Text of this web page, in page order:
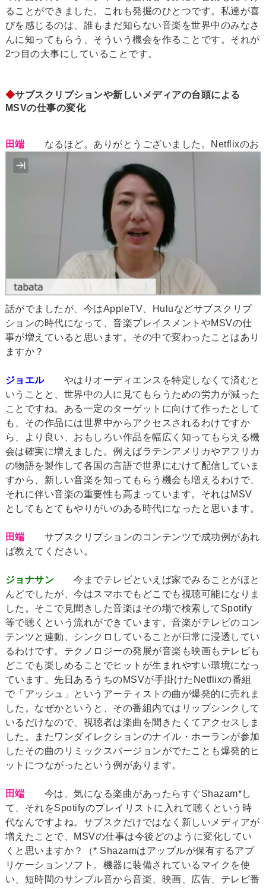
ることができました。これも発掘のひとつです。私達が喜
びを感じるのは、誰もまだ知らない音楽を世界中のみなさ
んに知ってもらう、そういう機会を作ることです。それが
2つ目の大事にしていることです。
◆サブスクリプションや新しいメディアの台頭による
MSVの仕事の変化
田端 なるほど。ありがとうございました。Netflixのお
話がでましたが、今はAppleTV、Huluなどサブスクリプ
ションの時代になって、音楽プレイスメントやMSVの仕
事が増えていると思います。その中で変わったことはあり
ますか？
ジョエルやはりオーディエンスを特定しなくて済むと
いうことと、世界中の人に見てもらうための労力が減った
ことですね。ある一定のターゲットに向けて作ったとして
も、その作品には世界中からアクセスされるわけですか
ら、より良い、おもしろい作品を幅広く知ってもらえる機
会は確実に増えました。例えばラテンアメリカやアフリカ
の物語を製作して各国の言語で世界にむけて配信していま
すから、新しい音楽を知ってもらう機会も増えるわけで、
それに伴い音楽の重要性も高まっています。それはMSV
としてもとてもやりがいのある時代になったと思います。
田端 サブスクリプションのコンテンツで成功例があれ
ば教えてください。
ジョナサン 今までテレビといえば家でみることがほと
んどでしたが、今はスマホでもどこでも視聴可能になりま
した。そこで見聞きした音楽はその場で検索してSpotify
等で聴くという流れができています。音楽がテレビのコン
テンツと連動、シンクロしていることが日常に浸透してい
るわけです。テクノロジーの発展が音楽も映画もテレビも
どこでも楽しめることでヒットが生まれやすい環境になっ
ています。先日あるうちのMSVが手掛けたNetflixの番組
で「アッシュ」というアーティストの曲が爆発的に売れま
した。なぜかというと、その番組内ではリップシンクして
いるだけなので、視聴者は楽曲を聞きたくてアクセスしま
した。またワンダイレクションのナイル・ホーランが参加
したその曲のリミックスバージョンがでたことも爆発的ヒ
ットにつながったという例があります。
田端 今は、気になる楽曲があったらすぐShazam*し
て、それをSpotifyのプレイリストに入れて聴くという時
代なんですよね。サブスクだけではなく新しいメディアが
増えたことで、MSVの仕事は今後どのように変化してい
くと思いますか？（* Shazamはアップルが保有するアプ
リケーションソフト。機器に装備されているマイクを使
い、短時間のサンプル音から音楽、映画、広告、テレビ番